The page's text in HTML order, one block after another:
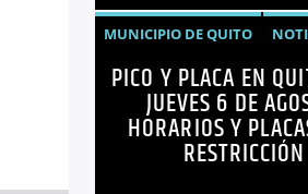
MUNICIPIO DE QUITO
PICO Y PLACA
QUITO
PICO Y PLACA EN
JUEVES 6 DE
HORARIOS Y
RESTRICCIÓN